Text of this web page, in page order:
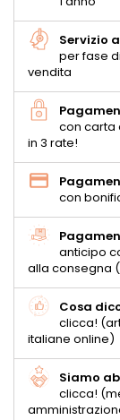
Servizio
per fase
vendita
con carta
in 3 rate!
con
anticipo
alla consegna
Cosa
clicca!
italiane online)
Siamo
clicca!